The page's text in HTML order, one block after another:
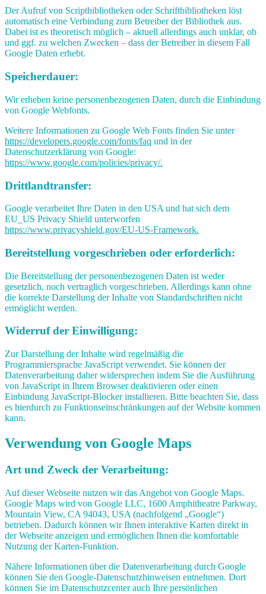
Der Aufruf von Scriptbibliotheken oder Schriftbibliotheken löst
automatisch eine Verbindung zum Betreiber der Bibliothek aus.
Dabei ist es theoretisch möglich – aktuell allerdings auch unklar, ob
und ggf. zu welchen Zwecken – dass der Betreiber in diesem Fall
Google Daten erhebt.
Speicherdauer:
Wir erheben keine personenbezogenen Daten, durch die Einbindung
von Google Webfonts.
Weitere Informationen zu Google Web Fonts finden Sie unter
https://developers.google.com/fonts/faq und in der
Datenschutzerklärung von Google:
https://www.google.com/policies/privacy/.
Drittlandtransfer:
Google verarbeitet Ihre Daten in den USA und hat sich dem
EU_US Privacy Shield unterworfen
https://www.privacyshield.gov/EU-US-Framework.
Bereitstellung vorgeschrieben oder erforderlich:
Die Bereitstellung der personenbezogenen Daten ist weder
gesetzlich, noch vertraglich vorgeschrieben. Allerdings kann ohne
die korrekte Darstellung der Inhalte von Standardschriften nicht
ermöglicht werden.
Widerruf der Einwilligung:
Zur Darstellung der Inhalte wird regelmäßig die
Programmiersprache JavaScript verwendet. Sie können der
Datenverarbeitung daher widersprechen indem Sie die Ausführung
von JavaScript in Ihrem Browser deaktivieren oder einen
Einbindung JavaScript-Blocker installieren. Bitte beachten Sie, dass
es hierdurch zu Funktionseinschränkungen auf der Website kommen
kann.
Verwendung von Google Maps
Art und Zweck der Verarbeitung:
Auf dieser Webseite nutzen wir das Angebot von Google Maps.
Google Maps wird von Google LLC, 1600 Amphitheatre Parkway,
Mountain View, CA 94043, USA (nachfolgend „Google“)
betrieben. Dadurch können wir Ihnen interaktive Karten direkt in
der Webseite anzeigen und ermöglichen Ihnen die komfortable
Nutzung der Karten-Funktion.
Nähere Informationen über die Datenverarbeitung durch Google
können Sie den Google-Datenschutzhinweisen entnehmen. Dort
können Sie im Datenschutzcenter auch Ihre persönlichen